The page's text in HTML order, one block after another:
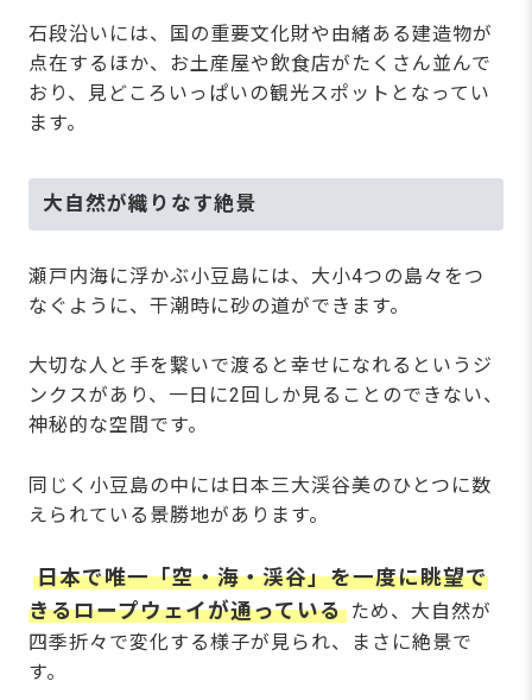
石段沿いには、国の重要文化財や由緒ある建造物が
点在するほか、お土産屋や飲食店がたくさん並んで
おり、見どころいっぱいの観光スポットとなってい
ます。
大自然が織りなす絶景
瀬戸内海に浮かぶ小豆島には、大小4つの島々をつ
なぐように、干潮時に砂の道ができます。
大切な人と手を繋いで渡ると幸せになれるというジ
ンクスがあり、一日に2回しか見ることのできない、
神秘的な空間です。
同じく小豆島の中には日本三大渓谷美のひとつに数
えられている景勝地があります。
日本で唯一「空・海・渓谷」を一度に眺望で
きるロープウェイが通っている ため、大自然が
四季折々で変化する様子が見られ、まさに絶景で
す。